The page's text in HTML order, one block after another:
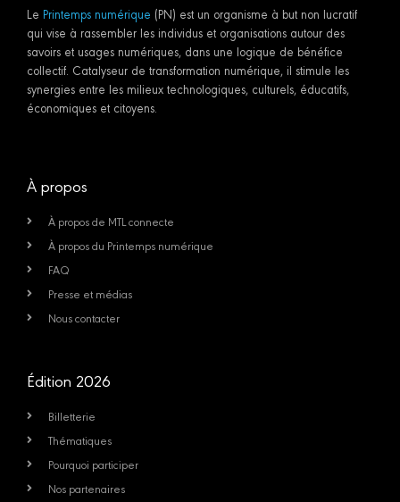
Le Printemps numérique (PN) est un organisme à but non lucratif
qui vise à rassembler les individus et organisations autour des
savoirs et usages numériques, dans une logique de bénéfice
collectif. Catalyseur de transformation numérique, il stimule les
synergies entre les milieux technologiques, culturels, éducatifs,
économiques et citoyens.
À propos
À propos de MTL connecte
À propos du Printemps numérique
FAQ
Presse et médias
Nous contacter
Édition 2026
Billetterie
Thématiques
Pourquoi participer
Nos partenaires